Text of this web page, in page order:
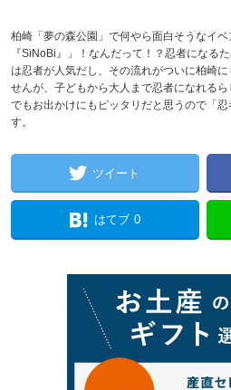
柏崎「夢の森公園」で何やら面白そうなイ
『SiNoBi』」！なんだって！？忍者になる
は忍者が人気だし、その流れがついに柏崎
せんが、子どもから大人まで忍者になれる
でもお出かけにもピッタリだと思うので「
す。
ツイート
はてブ 0